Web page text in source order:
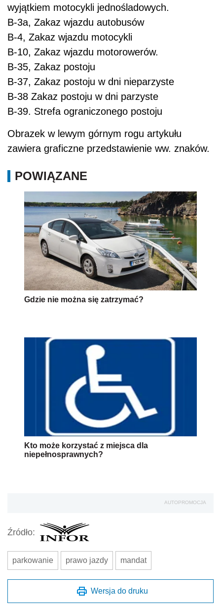
wyjątkiem motocykli jednośladowych.
B-3a, Zakaz wjazdu autobusów
B-4, Zakaz wjazdu motocykli
B-10, Zakaz wjazdu motorowerów.
B-35, Zakaz postoju
B-37, Zakaz postoju w dni nieparzyste
B-38 Zakaz postoju w dni parzyste
B-39. Strefa ograniczonego postoju
Obrazek w lewym górnym rogu artykułu
zawiera graficzne przedstawienie ww. znaków.
POWIĄZANE
Gdzie nie można się zatrzymać?
Kto może korzystać z miejsca dla
niepełnosprawnych?
AUTOPROMOCJA
Źródło:
parkowanie prawo jazdy mandat
Wersja do druku